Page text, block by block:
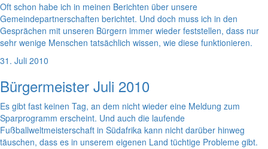
Oft schon habe ich in meinen Berichten über unsere
Gemeindepartnerschaften berichtet. Und doch muss ich in den
Gesprächen mit unseren Bürgern immer wieder feststellen, dass nur
sehr wenige Menschen tatsächlich wissen, wie diese funktionieren.
31. Juli 2010
Bürgermeister Juli 2010
Es gibt fast keinen Tag, an dem nicht wieder eine Meldung zum
Sparprogramm erscheint. Und auch die laufende
Fußballweltmeisterschaft in Südafrika kann nicht darüber hinweg
täuschen, dass es in unserem eigenen Land tüchtige Probleme gibt.